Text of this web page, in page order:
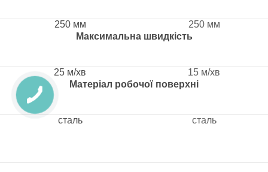
Максимальна швидкість
Матеріал робочої поверхні
250 мм
25 м/хв
сталь
250 мм
15 м/хв
сталь